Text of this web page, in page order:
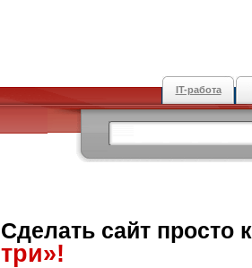
IT-работа
Сделать сайт просто
три»!